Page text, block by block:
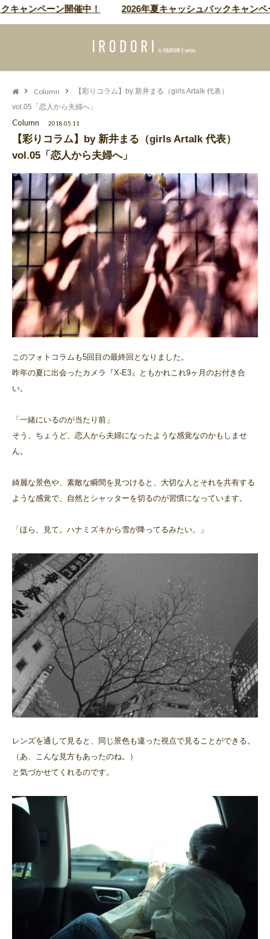
ペーン開催中！ 2026年夏キャッシュバックキャンペーン開
Column
【彩りコラム】by 新井まる（girls Artalk 代表）
vol.05「恋人から夫婦へ」
Column 2018.05.11
【彩りコラム】by 新井まる（girls Artalk 代表）
vol.05「恋人から夫婦へ」
このフォトコラムも5回目の最終回となりました。
昨年の夏に出会ったカメラ『X-E3』ともかれこれ9ヶ月のお付き合
い。
「一緒にいるのが当たり前」
そう、ちょうど、恋人から夫婦になったような感覚なのかもしませ
ん。
綺麗な景色や、素敵な瞬間を見つけると、大切な人とそれを共有する
ような感覚で、自然とシャッターを切るのが習慣になっています。
「ほら、見て。ハナミズキから雪が降ってるみたい。」
レンズを通して見ると、同じ景色も違った視点で見ることができる。
（あ、こんな見方もあったのね。）
と気づかせてくれるのです。